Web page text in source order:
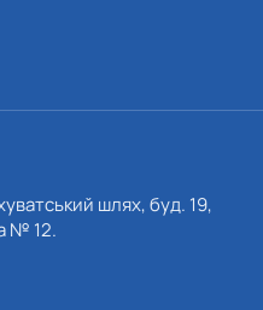
шлях, буд. 19,
№ 12.